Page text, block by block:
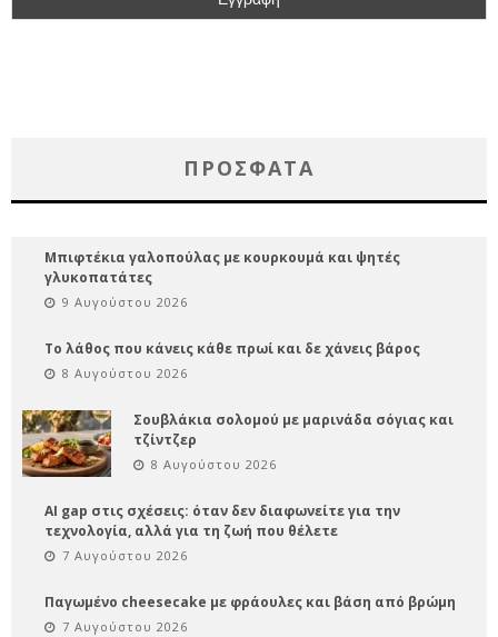
ΠΡΌΣΦΑΤΑ
Μπιφτέκια γαλοπούλας με κουρκουμά και ψητές
γλυκοπατάτες
9 Αυγούστου 2026
Το λάθος που κάνεις κάθε πρωί και δε χάνεις βάρος
8 Αυγούστου 2026
Σουβλάκια σολομού με μαρινάδα σόγιας και
τζίντζερ
8 Αυγούστου 2026
AI gap στις σχέσεις: όταν δεν διαφωνείτε για την
τεχνολογία, αλλά για τη ζωή που θέλετε
7 Αυγούστου 2026
Παγωμένο cheesecake με φράουλες και βάση από βρώμη
7 Αυγούστου 2026